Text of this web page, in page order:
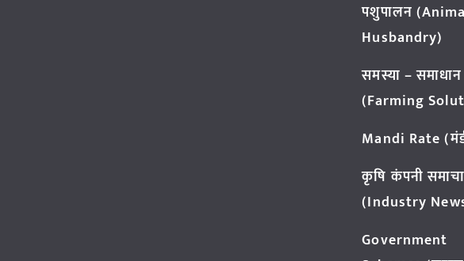
पशुपालन
Husbandry)
समस्या – समाधान
(Farming
Mandi Rate
कृषि कंपनी
(Industry
Government